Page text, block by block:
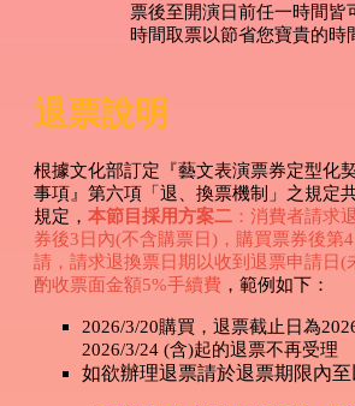
票後至開演日前任一時間皆
時間取票以節省您寶貴的時
退票說明
根據文化部訂定『藝文表演票券定型化
事項』第六項「退、換票機制」之規定
規定， 本節目採用方案二 ：消費者請求
券後3日內(不含購票日)，購買票券後第
請，請求退換票日期以收到退票申請日(
酌收票面金額5%手續費 ，範例如下：
2026/3/20購買，退票截止日為
2026/3/24 (含)起的退票不再受理
如欲辦理退票請於退票期限內